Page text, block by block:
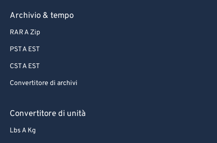
Archivio & tempo
RAR A Zip
PST A EST
CST A EST
Convertitore di archivi
Convertitore di unità
Lbs A Kg